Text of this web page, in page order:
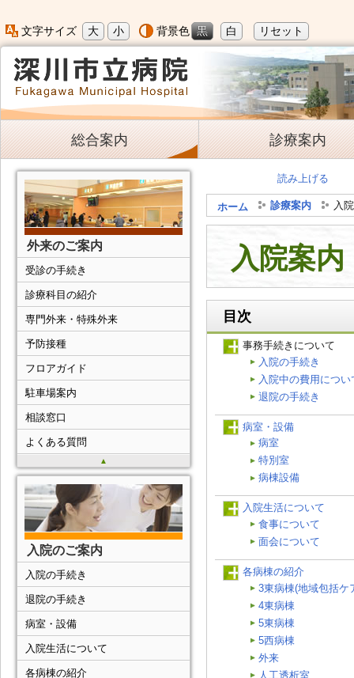
文字サイズ 大 小 背景色 黒 白 リセット
総合案内 診療案内
読み上げる
ホーム 診療案内 入
入院案内
目次
事務手続きについて
入院の手続き
入院中の費用につい
退院の手続き
病室・設備
病室
特別室
病棟設備
入院生活について
食事について
面会について
各病棟の紹介
3東病棟(地域包括ケ
4東病棟
5東病棟
5西病棟
外来
人工透析室
外来のご案内
▲
受診の手続き
診療科目の紹介
専門外来・特殊外来
予防接種
フロアガイド
駐車場案内
相談窓口
よくある質問
入院のご案内
入院の手続き
退院の手続き
病室・設備
入院生活について
各病棟の紹介